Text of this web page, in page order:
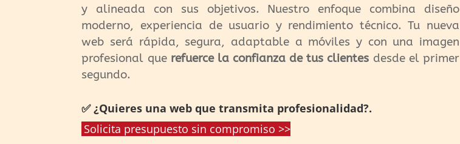
y alineada con sus objetivos. Nuestro enfoque combina diseño
moderno, experiencia de usuario y rendimiento técnico. Tu nueva
web será rápida, segura, adaptable a móviles y con una imagen
profesional que refuerce la confianza de tus clientes desde el primer
segundo.
✅ ¿Quieres una web que transmita profesionalidad?.
Solicita presupuesto sin compromiso >>